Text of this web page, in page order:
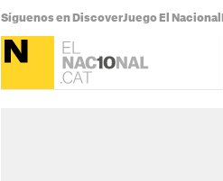
Síguenos en DiscoverJuego El Nacional